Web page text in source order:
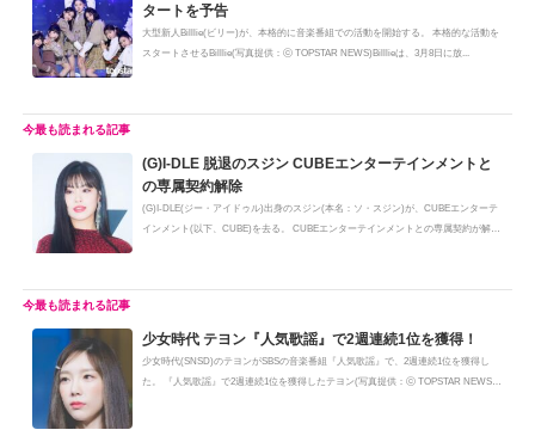
タートを予告
大型新人Billlie(ビリー)が、本格的に音楽番組での活動を開始する。 本格的な活動を
スタートさせるBilllie(写真提供：ⓒ TOPSTAR NEWS)Billlieは、3月8日に放...
(G)I-DLE 脱退のスジン CUBEエンターテインメントと
の専属契約解除
(G)I-DLE(ジー・アイドゥル)出身のスジン(本名：ソ・スジン)が、CUBEエンターテ
インメント(以下、CUBE)を去る。 CUBEエンターテインメントとの専属契約が解
少女時代 テヨン『人気歌謡』で2週連続1位を獲得！
少女時代(SNSD)のテヨンがSBSの音楽番組『人気歌謡』で、2週連続1位を獲得し
た。 『人気歌謡』で2週連続1位を獲得したテヨン(写真提供：ⓒ TOPSTAR NEWS)3